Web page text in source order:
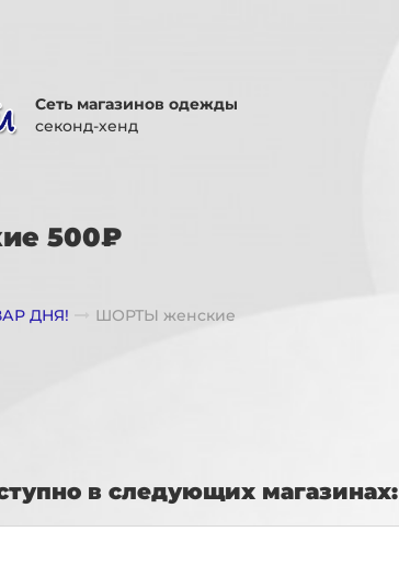
Сеть магазинов одежды
секонд-хенд
500₽
ДНЯ! ШОРТЫ женские
в следующих магазинах: